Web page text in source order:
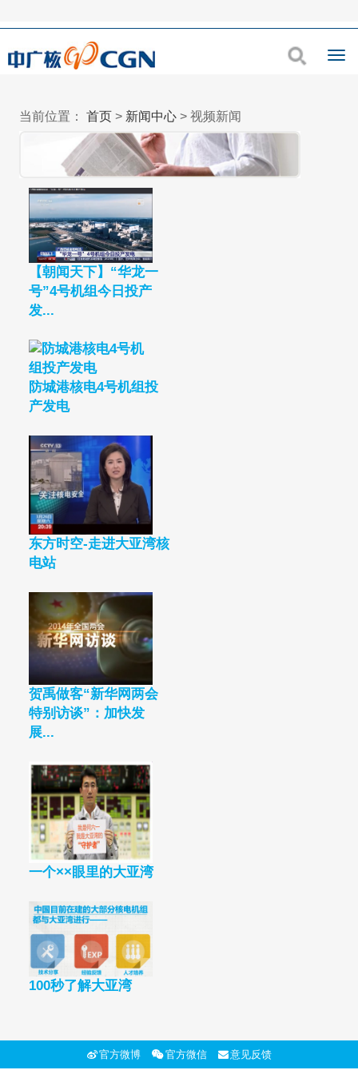
当前位置： 首页 > 新闻中心 > 视频新闻
【朝闻天下】“华龙一
号”4号机组今日投产
发...
防城港核电4号机组投
产发电
东方时空-走进大亚湾核
电站
贺禹做客“新华网两会
特别访谈”：加快发
展...
一个××眼里的大亚湾
100秒了解大亚湾
官方微博 官方微信 意见反馈